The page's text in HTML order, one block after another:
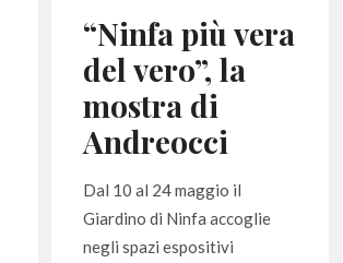
“Ninfa più vera
del vero”, la
mostra di
Andreocci
Dal 10 al 24 maggio il
Giardino di Ninfa accoglie
negli spazi espositivi